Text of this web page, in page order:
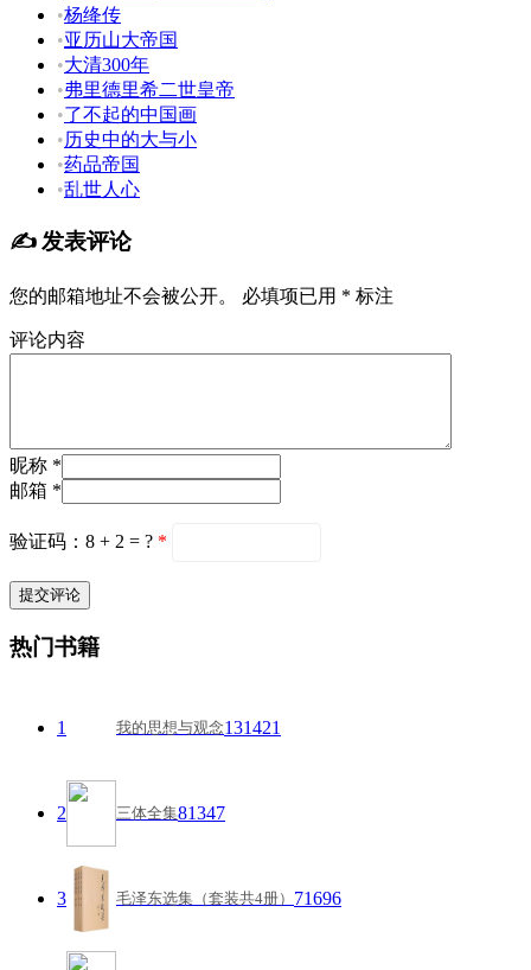
•杨绛传
•亚历山大帝国
•大清300年
•弗里德里希二世皇帝
•了不起的中国画
•历史中的大与小
•药品帝国
•乱世人心
✍️ 发表评论
您的邮箱地址不会被公开。 必填项已用 * 标注
评论内容
昵称 *
邮箱 *
验证码：8 + 2 = ? *
热门书籍
1 我的思想与观念131421
2 三体全集81347
3 毛泽东选集（套装共4册） 71696